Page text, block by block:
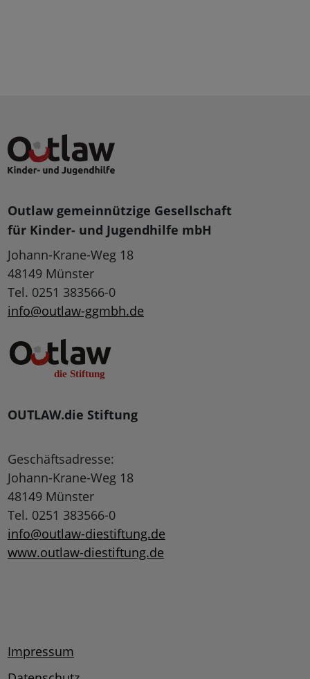
Outlaw gemeinnützige Gesellschaft
für Kinder- und Jugendhilfe mbH
Johann-Krane-Weg 18
48149 Münster
Tel. 0251 383566-0
info@outlaw-ggmbh.de
OUTLAW.die Stiftung
Geschäftsadresse:
Johann-Krane-Weg 18
48149 Münster
Tel. 0251 383566-0
info@outlaw-diestiftung.de
www.outlaw-diestiftung.de
Impressum